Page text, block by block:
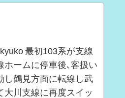
最初103系が支線
ホームに停車後､客扱い
し鶴見方面に転線し武
大川支線に再度スイッ